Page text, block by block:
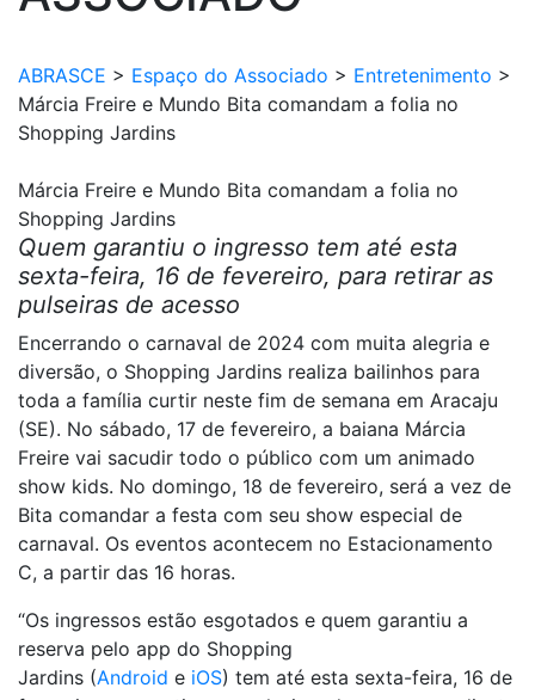
ABRASCE > Espaço do Associado > Entretenimento >
Márcia Freire e Mundo Bita comandam a folia no
Shopping Jardins
Márcia Freire e Mundo Bita comandam a folia no
Shopping Jardins
Quem garantiu o ingresso tem até esta
sexta-feira, 16 de fevereiro, para retirar as
pulseiras de acesso
Encerrando o carnaval de 2024 com muita alegria e
diversão, o Shopping Jardins realiza bailinhos para
toda a família curtir neste fim de semana em Aracaju
(SE). No sábado, 17 de fevereiro, a baiana Márcia
Freire vai sacudir todo o público com um animado
show kids. No domingo, 18 de fevereiro, será a vez de
Bita comandar a festa com seu show especial de
carnaval. Os eventos acontecem no Estacionamento
C, a partir das 16 horas.
“Os ingressos estão esgotados e quem garantiu a
reserva pelo app do Shopping
Jardins (Android e iOS) tem até esta sexta-feira, 16 de